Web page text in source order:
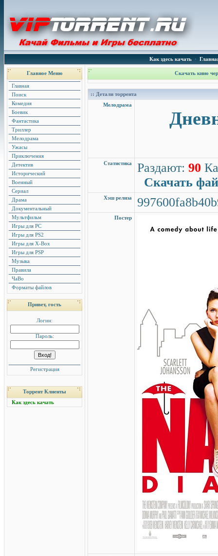
Как здесь качать•
Главное Меню
Главная
Поиск
Комедия
Боевик
Фантастика
Триллер
Мелодрама
Ужасы
Приключения
Детектив
Исторический
Военный
Сериал
Драма
Документальный
Мультфильм
Игры для PC
Игры для PS2
Игры для X-Box
Игры для PSP
Музыка
Правила
ЧаВо
Форматы файлов
Привет, гость
Логин:
Пароль:
Регистрация
Торрент Клиенты
Как здесь качать
Скачать кино
:: Детали торрента
Мелодрама
Статистика Раздают: 90
Скачать
Хэш релиза
Постер